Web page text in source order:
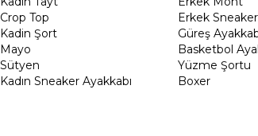
Crop Top
Kadin Şort
Mayo
Sütyen
Kadın Sneaker Ayakkabı
Erkek Sneaker
Güreş
Basketbol
Yüzme Şortu
Boxer